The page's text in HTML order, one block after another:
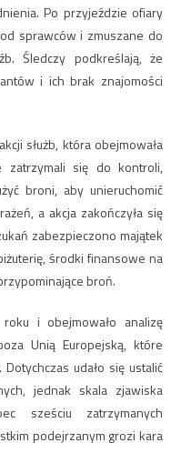
Po przyjeździe ofiary
sprawców i zmuszane do
Śledczy podkreślają, że
i ich brak znajomości
służb, która obejmowała
zatrzymali się do kontroli,
broni, aby unieruchomić
a akcja zakończyła się
zabezpieczono majątek
środki finansowe na
broń.
i obejmowało analizę
Unią Europejską, które
udało się ustalić
jednak skala zjawiska
sześciu zatrzymanych
podejrzanym grozi kara